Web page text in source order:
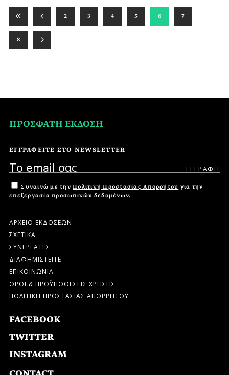
2 3 4 5 6 7
8
ΠΡΟΣΦΑΤΗ ΕΚΔΟΣΗ
ΕΓΓΡΑΦΕΙΤΕ ΣΤΟ NEWSLETTER
Συναινώ με την Πολιτική Προστασίας Απορρήτου για την
επεξεργασία προσωπικών δεδομένων.
ΑΡΧΕΙΟ ΕΚΔΟΣΕΩΝ
ΣΧΕΤΙΚΑ
ΣΥΝΕΡΓΑΤΕΣ
ΔΙΑΦΗΜΙΣΤΕΙΤΕ
ΕΠΙΚΟΙΝΩΝΙΑ
ΟΡΟΙ & ΠΡΟΫΠΟΘΕΣΕΙΣ ΧΡΗΣΗΣ
ΠΟΛΙΤΙΚΗ ΠΡΟΣΤΑΣΙΑΣ ΑΠΟΡΡΗΤΟΥ
FACEBOOK
TWITTER
INSTAGRAM